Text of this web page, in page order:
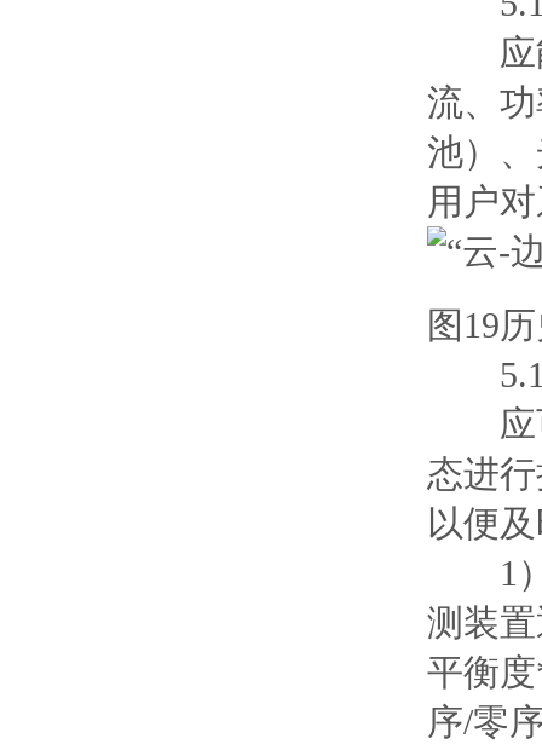
应能
流、
池）
用户
图19
应可
态进
以便
1）
测装
平衡
序/零